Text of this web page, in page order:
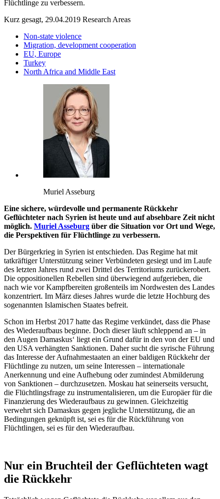
Flüchtlinge zu verbessern.
Kurz gesagt, 29.04.2019 Research Areas
Non-state violence
Migration, development cooperation
EU, Europe
Turkey
North Africa and Middle East
Muriel Asseburg
Eine sichere, würdevolle und permanente Rückkehr
Geflüchteter nach Syrien ist heute und auf absehbare Zeit nicht
möglich. Muriel Asseburg über die Situation vor Ort und Wege,
die Perspektiven für Flüchtlinge zu verbessern.
Der Bürgerkrieg in Syrien ist entschieden. Das Regime hat mit
tatkräftiger Unterstützung seiner Verbündeten gesiegt und im Laufe
des letzten Jahres rund zwei Drittel des Territoriums zurückerobert.
Die oppositionellen Rebellen sind überwiegend aufgerieben, die
nach wie vor Kampfbereiten großenteils im Nordwesten des Landes
konzentriert. Im März dieses Jahres wurde die letzte Hochburg des
sogenannten Islamischen Staates befreit.
Schon im Herbst 2017 hatte das Regime verkündet, dass die Phase
des Wiederaufbaus beginne. Doch dieser läuft schleppend an – in
den Augen Damaskus‘ liegt ein Grund dafür in den von der EU und
den USA verhängten Sanktionen. Daher sucht die syrische Führung
das Interesse der Aufnahmestaaten an einer baldigen Rückkehr der
Flüchtlinge zu nutzen, um seine Interessen – internationale
Anerkennung und eine Aufhebung oder zumindest Abmilderung
von Sanktionen – durchzusetzen. Moskau hat seinerseits versucht,
die Flüchtlingsfrage zu instrumentalisieren, um die Europäer für die
Finanzierung des Wiederaufbaus zu gewinnen. Gleichzeitig
verwehrt sich Damaskus gegen jegliche Unterstützung, die an
Bedingungen geknüpft ist, sei es für die Rückführung von
Flüchtlingen, sei es für den Wiederaufbau.
Nur ein Bruchteil der Geflüchteten wagt
die Rückkehr